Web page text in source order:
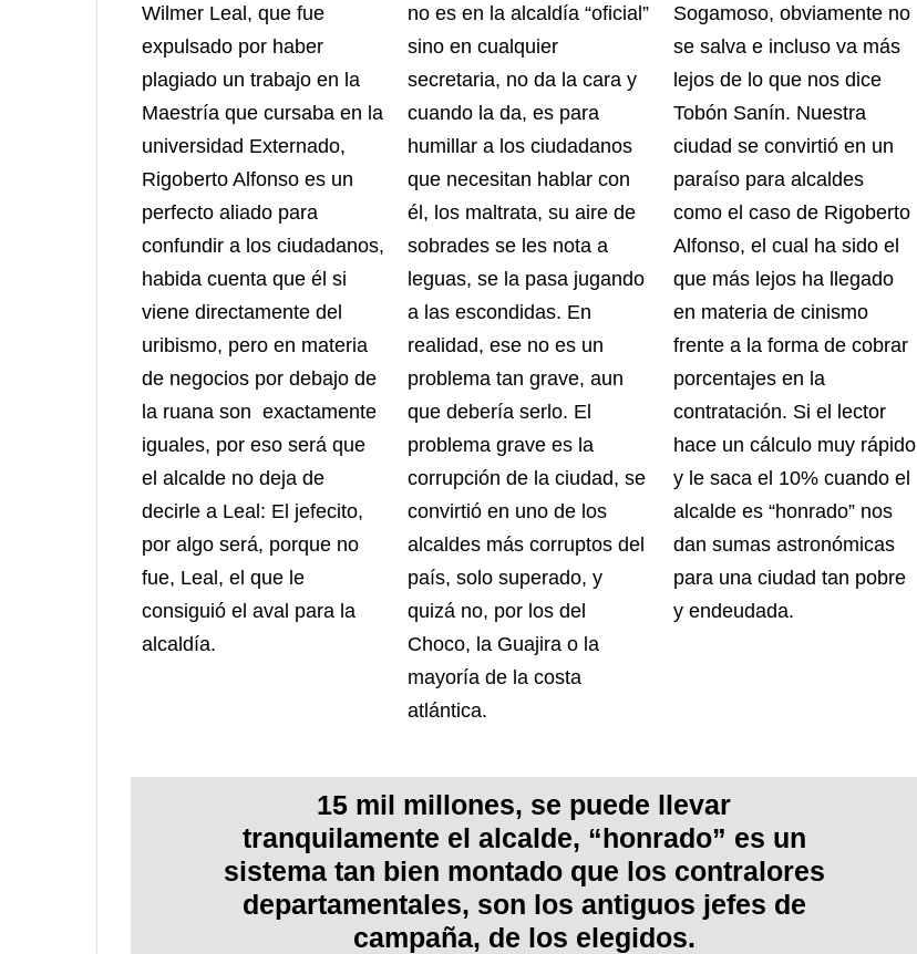
Wilmer Leal, que fue
expulsado por haber
plagiado un trabajo en la
Maestría que cursaba en la
universidad Externado,
Rigoberto Alfonso es un
perfecto aliado para
confundir a los ciudadanos,
habida cuenta que él si
viene directamente del
uribismo, pero en materia
de negocios por debajo de
la ruana son exactamente
iguales, por eso será que
el alcalde no deja de
decirle a Leal: El jefecito,
por algo será, porque no
fue, Leal, el que le
consiguió el aval para la
alcaldía.
no es en la alcaldía “oficial”
sino en cualquier
secretaria, no da la cara y
cuando la da, es para
humillar a los ciudadanos
que necesitan hablar con
él, los maltrata, su aire de
sobrades se les nota a
leguas, se la pasa jugando
a las escondidas. En
realidad, ese no es un
problema tan grave, aun
que debería serlo. El
problema grave es la
corrupción de la ciudad, se
convirtió en uno de los
alcaldes más corruptos del
país, solo superado, y
quizá no, por los del
Choco, la Guajira o la
mayoría de la costa
atlántica.
Sogamoso, obviamente no
se salva e incluso va más
lejos de lo que nos dice
Tobón Sanín. Nuestra
ciudad se convirtió en un
paraíso para alcaldes
como el caso de Rigoberto
Alfonso, el cual ha sido el
que más lejos ha llegado
en materia de cinismo
frente a la forma de cobrar
porcentajes en la
contratación. Si el lector
hace un cálculo muy rápido
y le saca el 10% cuando el
alcalde es “honrado” nos
dan sumas astronómicas
para una ciudad tan pobre
y endeudada.
15 mil millones, se puede llevar
tranquilamente el alcalde, “honrado” es un
sistema tan bien montado que los contralores
departamentales, son los antiguos jefes de
campaña, de los elegidos.